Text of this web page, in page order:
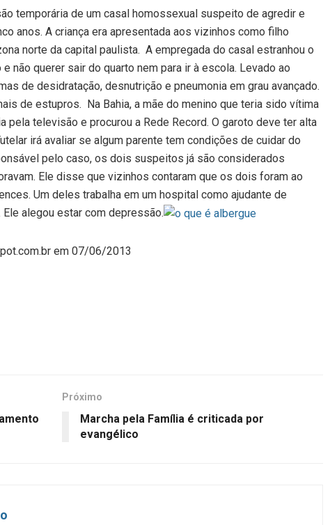
temporária de um casal homossexual suspeito de agredir e
anos. A criança era apresentada aos vizinhos como filho
norte da capital paulista. A empregada do casal estranhou o
não querer sair do quarto nem para ir à escola. Levado ao
de desidratação, desnutrição e pneumonia em grau avançado.
de estupros. Na Bahia, a mãe do menino que teria sido vítima
pela televisão e procurou a Rede Record. O garoto deve ter alta
irá avaliar se algum parente tem condições de cuidar do
pelo caso, os dois suspeitos já são considerados
Ele disse que vizinhos contaram que os dois foram ao
Um deles trabalha em um hospital como ajudante de
alegou estar com depressão.
em 07/06/2013
Próximo
Marcha pela Família é criticada por
evangélico